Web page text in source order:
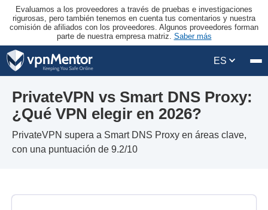
Evaluamos a los proveedores a través de pruebas e investigaciones
rigurosas, pero también tenemos en cuenta tus comentarios y nuestra
comisión de afiliados con los proveedores. Algunos proveedores forman
parte de nuestra empresa matriz. Saber más
ES
PrivateVPN vs Smart DNS Proxy:
¿Qué VPN elegir en 2026?
PrivateVPN supera a Smart DNS Proxy en áreas clave,
con una puntuación de 9.2/10